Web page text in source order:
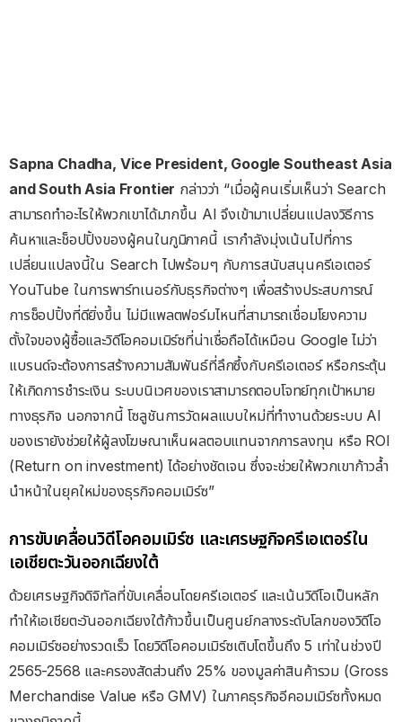
Sapna Chadha, Vice President, Google Southeast Asia
and South Asia Frontier กล่าวว่า “เมื่อผู้คนเริ่มเห็นว่า Search
สามารถทำอะไรให้พวกเขาได้มากขึ้น AI จึงเข้ามาเปลี่ยนแปลงวิธีการ
ค้นหาและช็อปปิ้งของผู้คนในภูมิภาคนี้ เรากำลังมุ่งเน้นไปที่การ
เปลี่ยนแปลงนี้ใน Search ไปพร้อมๆ กับการสนับสนุนครีเอเตอร์
YouTube ในการพาร์ทเนอร์กับธุรกิจต่างๆ เพื่อสร้างประสบการณ์
การช็อปปิ้งที่ดียิ่งขึ้น ไม่มีแพลตฟอร์มไหนที่สามารถเชื่อมโยงความ
ตั้งใจของผู้ซื้อและวิดีโอคอมเมิร์ซที่น่าเชื่อถือได้เหมือน Google ไม่ว่า
แบรนด์จะต้องการสร้างความสัมพันธ์ที่ลึกซึ้งกับครีเอเตอร์ หรือกระตุ้น
ให้เกิดการชำระเงิน ระบบนิเวศของเราสามารถตอบโจทย์ทุกเป้าหมาย
ทางธุรกิจ นอกจากนี้ โซลูชันการวัดผลแบบใหม่ที่ทำงานด้วยระบบ AI
ของเรายังช่วยให้ผู้ลงโฆษณาเห็นผลตอบแทนจากการลงทุน หรือ ROI
(Return on investment) ได้อย่างชัดเจน ซึ่งจะช่วยให้พวกเขาก้าวล้ำ
นำหน้าในยุคใหม่ของธุรกิจคอมเมิร์ซ”
การขับเคลื่อนวิดีโอคอมเมิร์ซ และเศรษฐกิจครีเอเตอร์ใน
เอเชียตะวันออกเฉียงใต้
ด้วยเศรษฐกิจดิจิทัลที่ขับเคลื่อนโดยครีเอเตอร์ และเน้นวิดีโอเป็นหลัก
ทำให้เอเชียตะวันออกเฉียงใต้ก้าวขึ้นเป็นศูนย์กลางระดับโลกของวิดีโอ
คอมเมิร์ซอย่างรวดเร็ว โดยวิดีโอคอมเมิร์ซเติบโตขึ้นถึง 5 เท่าในช่วงปี
2565-2568 และครองสัดส่วนถึง 25% ของมูลค่าสินค้ารวม (Gross
Merchandise Value หรือ GMV) ในภาคธุรกิจอีคอมเมิร์ซทั้งหมด